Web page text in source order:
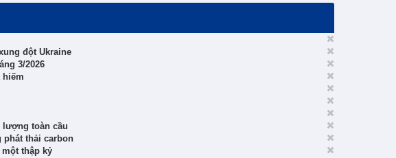
đột Ukraine
3/2026
hiếm
toàn cầu
thải carbon
thập kỷ